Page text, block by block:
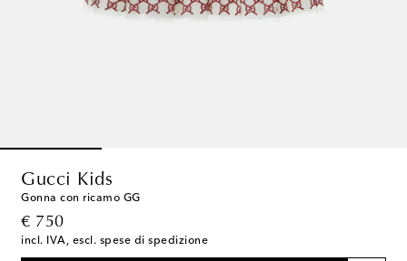
Gucci Kids
Gonna con ricamo GG
€ 750
original price
incl. IVA, escl. spese di spedizione